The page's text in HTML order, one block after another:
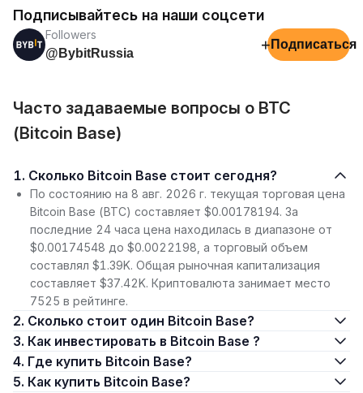
Подписывайтесь на наши соцсети
Followers
@BybitRussia
+ Подписаться
Часто задаваемые вопросы о BTC
(Bitcoin Base)
1. Сколько Bitcoin Base стоит сегодня?
По состоянию на 8 авг. 2026 г. текущая торговая цена
Bitcoin Base (BTC) составляет $0.00178194. За
последние 24 часа цена находилась в диапазоне от
$0.00174548 до $0.0022198, а торговый объем
составлял $1.39K. Общая рыночная капитализация
составляет $37.42K. Криптовалюта занимает место
7525 в рейтинге.
2. Сколько стоит один Bitcoin Base?
3. Как инвестировать в Bitcoin Base ?
4. Где купить Bitcoin Base?
5. Как купить Bitcoin Base?